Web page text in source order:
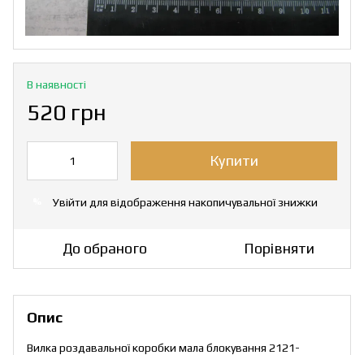
В наявності
520 грн
Купити
Увійти для відображення накопичувальної знижки
До обраного Порівняти
Опис
Вилка роздавальної коробки мала блокування 2121-